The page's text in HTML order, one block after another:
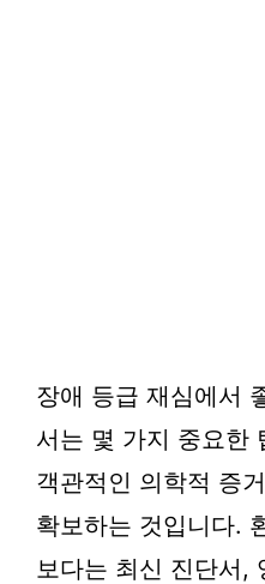
장애 등급 재심에서
서는 몇 가지 중요한
객관적인 의학적 증
확보하는 것입니다.
보다는 최신 진단서,